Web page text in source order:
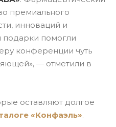
премиального
инноваций и
подарки помогли
конференции чуть
— отметили в
оставляют долгое
«Конфаэль».